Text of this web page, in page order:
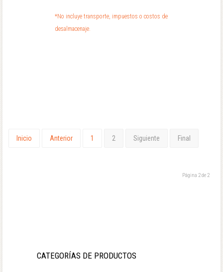
*No incluye transporte, impuestos o costos de
desalmacenaje.
Inicio Anterior 1 2 Siguiente Final
Página 2 de 2
CATEGORÍAS DE PRODUCTOS